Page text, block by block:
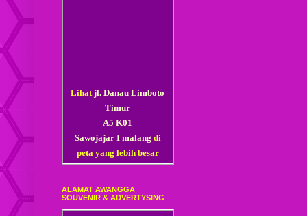
Lihatjl. Danau Limboto
Timur
A5 K01
Sawojajar I malang di
peta yang lebih besar
ALAMAT AWANGGA
SOUVENIR & ADVERTYSING